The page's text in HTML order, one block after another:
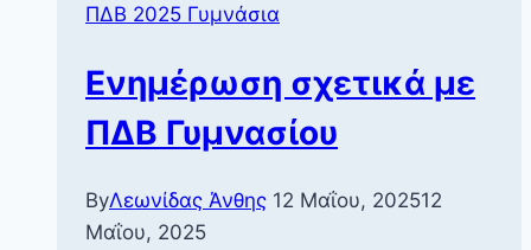
v.2
ΠΔΒ 2025 Γυμνάσια
Ενημέρωση σχετικά με
ΠΔΒ Γυμνασίου
ByΛεωνίδας Άνθης 12 Μαΐου, 202512
Μαΐου, 2025